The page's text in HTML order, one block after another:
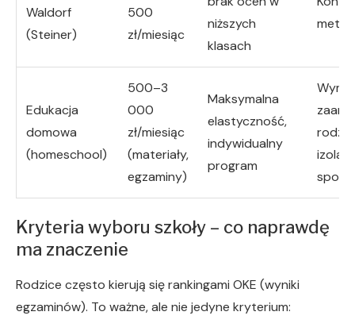
Waldorf
(Steiner)
500
zł/miesiąc
niższych
klasach
Edukacja
domowa
(homeschool)
500–3
000
zł/miesiąc
(materiały,
egzaminy)
Maksymalna
elastyczność,
indywidualny
program
Kryteria wyboru szkoły – co naprawdę
ma znaczenie
Rodzice często kierują się rankingami OKE (wyniki
egzaminów). To ważne, ale nie jedyne kryterium: